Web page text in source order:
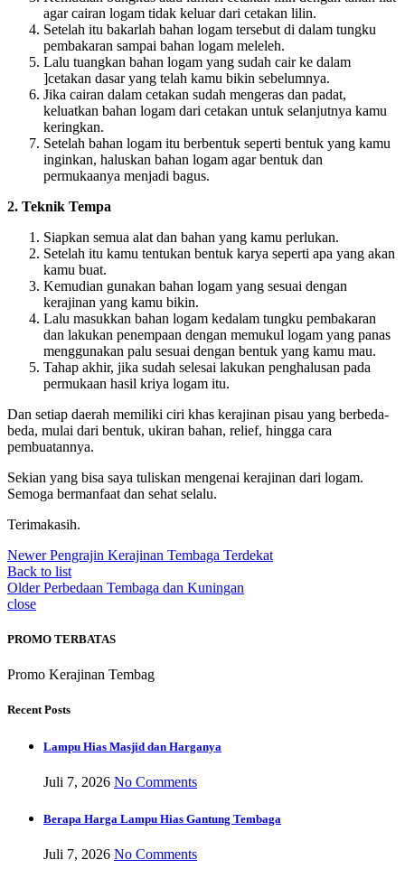
agar cairan logam tidak keluar dari cetakan lilin.
Setelah itu bakarlah bahan logam tersebut di dalam tungku
pembakaran sampai bahan logam meleleh.
Lalu tuangkan bahan logam yang sudah cair ke dalam
]cetakan dasar yang telah kamu bikin sebelumnya.
Jika cairan dalam cetakan sudah mengeras dan padat,
keluatkan bahan logam dari cetakan untuk selanjutnya kamu
keringkan.
Setelah bahan logam itu berbentuk seperti bentuk yang kamu
inginkan, haluskan bahan logam agar bentuk dan
permukaanya menjadi bagus.
2. Teknik Tempa
Siapkan semua alat dan bahan yang kamu perlukan.
Setelah itu kamu tentukan bentuk karya seperti apa yang akan
kamu buat.
Kemudian gunakan bahan logam yang sesuai dengan
kerajinan yang kamu bikin.
Lalu masukkan bahan logam kedalam tungku pembakaran
dan lakukan penempaan dengan memukul logam yang panas
menggunakan palu sesuai dengan bentuk yang kamu mau.
Tahap akhir, jika sudah selesai lakukan penghalusan pada
permukaan hasil kriya logam itu.
Dan setiap daerah memiliki ciri khas kerajinan pisau yang berbeda-
beda, mulai dari bentuk, ukiran bahan, relief, hingga cara
pembuatannya.
Sekian yang bisa saya tuliskan mengenai kerajinan dari logam.
Semoga bermanfaat dan sehat selalu.
Terimakasih.
Newer Pengrajin Kerajinan Tembaga Terdekat
Back to list
Older Perbedaan Tembaga dan Kuningan
close
PROMO TERBATAS
Promo Kerajinan Tembag
Recent Posts
Lampu Hias Masjid dan Harganya
Juli 7, 2026 No Comments
Berapa Harga Lampu Hias Gantung Tembaga
Juli 7, 2026 No Comments